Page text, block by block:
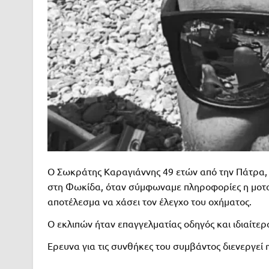
Ο Σωκράτης Καραγιάννης 49 ετών από την
στη Φωκίδα, όταν σύμφωναμε πληροφορίες η
αποτέλεσμα να χάσει τον έλεγχο του οχήματος.
Ο εκλιπών ήταν επαγγελματίας οδηγός και
Ερευνα για τις συνθήκες του συμβάντος διενεργεί